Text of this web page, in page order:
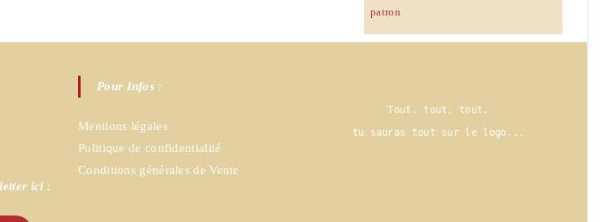
patron
ici :
Pour Infos :
Mentions légales
Politique de confidentialité
Conditions générales de Vente
Tout, tout, tout,
tu sauras tout sur le logo.. .